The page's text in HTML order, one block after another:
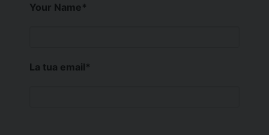
Your Name*
La tua email*